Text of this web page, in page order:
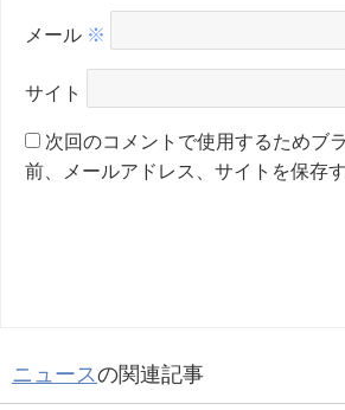
メール ※
サイト
次回のコメントで使用するためブ
前、メールアドレス、サイトを保存す
ニュースの関連記事